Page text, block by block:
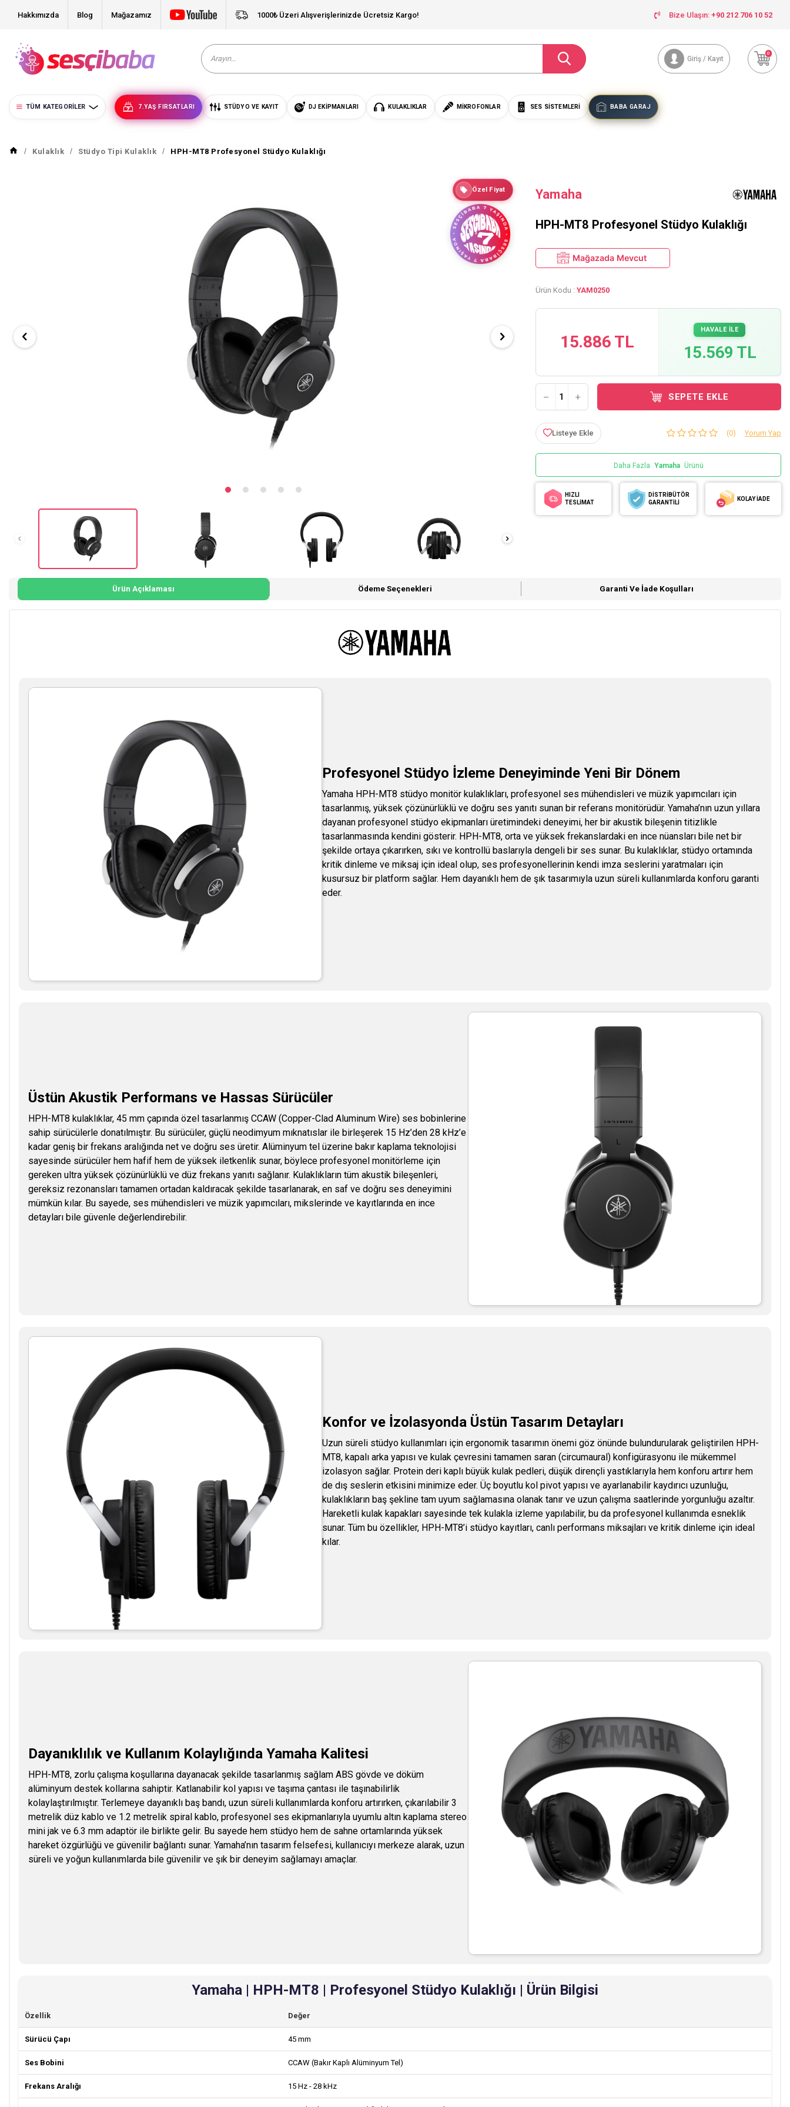
Hakkımızda Blog Mağazamız 1000₺ Üzeri Alışverişlerinizde Ücretsiz Kargo! Bize Ulaşın: +90 212 706 10 52
Giriş / Kayıt
0
TÜM KATEGORILER 7.YAŞ FIRSATLARI STÜDYO VE KAYIT DJ EKIPMANLARI KULAKLIKLAR MIKROFONLAR SES SISTEMLERI BABA GARAJ
Kulaklık Stüdyo Tipi Kulaklık HPH-MT8 Profesyonel Stüdyo Kulaklığı
Özel Fiyat Yamaha
HPH-MT8 Profesyonel Stüdyo Kulaklığı
Mağazada Mevcut
Ürün Kodu : YAM0250
15.886 TL
HAVALE İLE
15.569 TL
SEPETE EKLE
Listeye Ekle (0) Yorum Yap
Daha Fazla Yamaha Ürünü
HIZLI
TESLİMAT
DİSTRİBÜTÖR
GARANTİLİ
KOLAY İADE
Ürün Açıklaması Ödeme Seçenekleri Garanti Ve İade Koşulları
Profesyonel Stüdyo İzleme Deneyiminde Yeni Bir Dönem
Yamaha HPH-MT8 stüdyo monitör kulaklıkları, profesyonel ses mühendisleri ve müzik yapımcıları için
tasarlanmış, yüksek çözünürlüklü ve doğru ses yanıtı sunan bir referans monitörüdür. Yamaha’nın uzun yıllara
dayanan profesyonel stüdyo ekipmanları üretimindeki deneyimi, her bir akustik bileşenin titizlikle
tasarlanmasında kendini gösterir. HPH-MT8, orta ve yüksek frekanslardaki en ince nüansları bile net bir
şekilde ortaya çıkarırken, sıkı ve kontrollü baslarıyla dengeli bir ses sunar. Bu kulaklıklar, stüdyo ortamında
kritik dinleme ve miksaj için ideal olup, ses profesyonellerinin kendi imza seslerini yaratmaları için
kusursuz bir platform sağlar. Hem dayanıklı hem de şık tasarımıyla uzun süreli kullanımlarda konforu garanti
eder.
Üstün Akustik Performans ve Hassas Sürücüler
HPH-MT8 kulaklıklar, 45 mm çapında özel tasarlanmış CCAW (Copper-Clad Aluminum Wire) ses bobinlerine
sahip sürücülerle donatılmıştır. Bu sürücüler, güçlü neodimyum mıknatıslar ile birleşerek 15 Hz’den 28 kHz’e
kadar geniş bir frekans aralığında net ve doğru ses üretir. Alüminyum tel üzerine bakır kaplama teknolojisi
sayesinde sürücüler hem hafif hem de yüksek iletkenlik sunar, böylece profesyonel monitörleme için
gereken ultra yüksek çözünürlüklü ve düz frekans yanıtı sağlanır. Kulaklıkların tüm akustik bileşenleri,
gereksiz rezonansları tamamen ortadan kaldıracak şekilde tasarlanarak, en saf ve doğru ses deneyimini
mümkün kılar. Bu sayede, ses mühendisleri ve müzik yapımcıları, mikslerinde ve kayıtlarında en ince
detayları bile güvenle değerlendirebilir.
Konfor ve İzolasyonda Üstün Tasarım Detayları
Uzun süreli stüdyo kullanımları için ergonomik tasarımın önemi göz önünde bulundurularak geliştirilen HPH-
MT8, kapalı arka yapısı ve kulak çevresini tamamen saran (circumaural) konfigürasyonu ile mükemmel
izolasyon sağlar. Protein deri kaplı büyük kulak pedleri, düşük dirençli yastıklarıyla hem konforu artırır hem
de dış seslerin etkisini minimize eder. Üç boyutlu kol pivot yapısı ve ayarlanabilir kaydırıcı uzunluğu,
kulaklıkların baş şekline tam uyum sağlamasına olanak tanır ve uzun çalışma saatlerinde yorgunluğu azaltır.
Hareketli kulak kapakları sayesinde tek kulakla izleme yapılabilir, bu da profesyonel kullanımda esneklik
sunar. Tüm bu özellikler, HPH-MT8’i stüdyo kayıtları, canlı performans miksajları ve kritik dinleme için ideal
kılar.
Dayanıklılık ve Kullanım Kolaylığında Yamaha Kalitesi
HPH-MT8, zorlu çalışma koşullarına dayanacak şekilde tasarlanmış sağlam ABS gövde ve döküm
alüminyum destek kollarına sahiptir. Katlanabilir kol yapısı ve taşıma çantası ile taşınabilirlik
kolaylaştırılmıştır. Terlemeye dayanıklı baş bandı, uzun süreli kullanımlarda konforu artırırken, çıkarılabilir 3
metrelik düz kablo ve 1.2 metrelik spiral kablo, profesyonel ses ekipmanlarıyla uyumlu altın kaplama stereo
mini jak ve 6.3 mm adaptör ile birlikte gelir. Bu sayede hem stüdyo hem de sahne ortamlarında yüksek
hareket özgürlüğü ve güvenilir bağlantı sunar. Yamaha’nın tasarım felsefesi, kullanıcıyı merkeze alarak, uzun
süreli ve yoğun kullanımlarda bile güvenilir ve şık bir deneyim sağlamayı amaçlar.
Yamaha | HPH-MT8 | Profesyonel Stüdyo Kulaklığı | Ürün Bilgisi
Özellik Değer
Sürücü Çapı 45 mm
Ses Bobini CCAW (Bakır Kaplı Alüminyum Tel)
Frekans Aralığı 15 Hz - 28 kHz